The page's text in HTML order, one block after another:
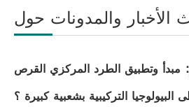
وتطبيق الطرد المركزي القرص
البيولوجيا التركيبية بشعبية كبيرة ؟